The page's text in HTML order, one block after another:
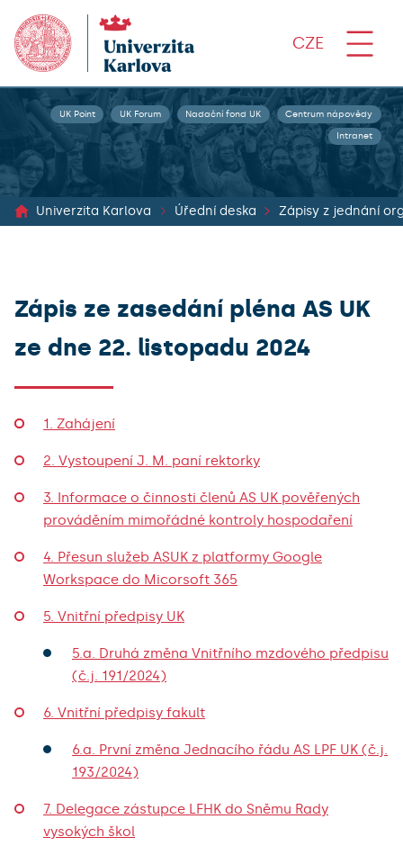
CZE
UK Point UK Forum Nadační fond UK Centrum nápovědy
Intranet
Univerzita Karlova Úřední deska
Zápis ze zasedání pléna AS UK
ze dne 22. listopadu 2024
1. Zahájení
2. Vystoupení J. M. paní rektorky
3. Informace o činnosti členů AS UK pověřených
prováděním mimořádné kontroly hospodaření
4. Přesun služeb ASUK z platformy Google
Workspace do Micorsoft 365
5. Vnitřní předpisy UK
5.a. Druhá změna Vnitřního mzdového předpisu
(č.j. 191/2024)
6. Vnitřní předpisy fakult
6.a. První změna Jednacího řádu AS LPF UK (č.j.
193/2024)
7. Delegace zástupce LFHK do Sněmu Rady
vysokých škol